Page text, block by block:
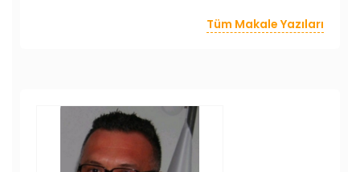
Tüm Makale Yazıları